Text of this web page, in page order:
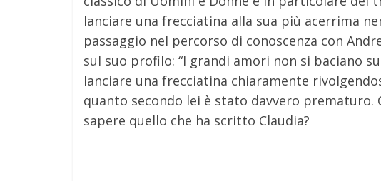
lanciare una frecciatina alla sua più acerrima
passaggio nel percorso di conoscenza con
sul suo profilo: “I grandi amori non si baciano
lanciare una frecciatina chiaramente
quanto secondo lei è stato davvero prematuro.
sapere quello che ha scritto Claudia?